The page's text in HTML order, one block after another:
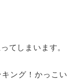
てしまいます。